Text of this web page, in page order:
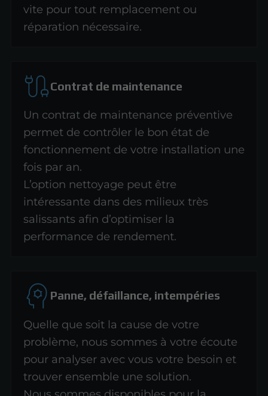
vite pour tout remplacement ou
réparation nécessaire.
Contrat de maintenance
Un contrat de maintenance préventive
permet de contrôler le bon état de
fonctionnement de votre installation une
fois par an.
L’option nettoyage peut être
intéressante dans des milieux très
salissants afin d’optimiser la
performance de rendement.
Panne, défaillance, intempéries
Quelle que soit la cause de votre
problème, nous sommes à votre écoute
pour analyser avec vous votre besoin et
trouver ensemble une solution.